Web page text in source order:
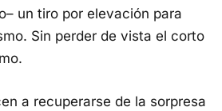
un tiro por elevación para
Sin perder de vista el corto
a recuperarse de la sorpresa